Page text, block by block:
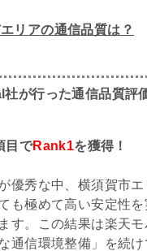
リアの通信品質は？
が行った通信品質評
目でRank1を獲得！
優秀な中、横須賀市
も極めて高い安定性
す。この結果は楽天
通信環境整備」を続